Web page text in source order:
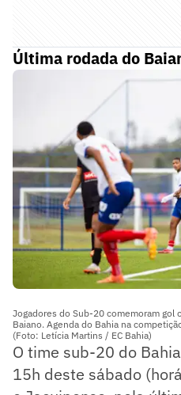
Última rodada do
Jogadores do Sub-20 comemoram gol
Baiano. Agenda do Bahia na
(Foto: Letícia Martins / EC Bahia)
O time sub-20 do
15h deste sábado